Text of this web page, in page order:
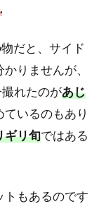
だと、サイド
りませんが、
れたのがあじ
いるのもあり
ギリ旬ではある
トもあるのです